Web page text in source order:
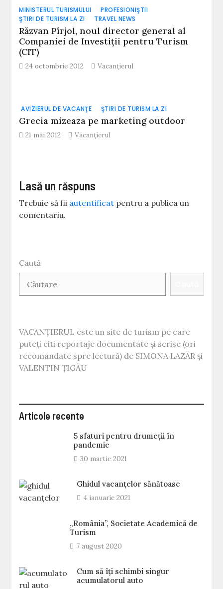
MINISTERUL TURISMULUI
PROFESIONIŞTII
ŞTIRI DE TURISM LA ZI
TRAVEL NEWS
Răzvan Pîrjol, noul director general al
Companiei de Investiţii pentru Turism
(CIT)
24 octombrie 2012 Vacanțierul
AVIZIERUL DE VACANŢE ŞTIRI DE TURISM LA ZI
Grecia mizeaza pe marketing outdoor
21 mai 2012 Vacanțierul
Lasă un răspuns
Trebuie să fii autentificat pentru a publica un
comentariu.
Caută
VACANȚIERUL este un site de turism pe care
puteți citi reportaje documentate și scrise (ori
recomandate spre lectură) de SIMONA LAZĂR și
VALENTIN ȚIGĂU
Articole recente
5 sfaturi pentru drumeții în
pandemie
30 martie 2021
Ghidul vacanțelor sănătoase
4 ianuarie 2021
„România”, Societate Academică de
Turism
7 august 2020
Cum să îți schimbi singur
acumulatorul auto